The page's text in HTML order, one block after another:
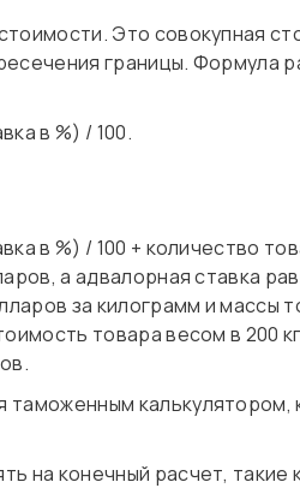
Это совокупная
границы. Формула
в %) / 100.
в %) / 100 + количество
а адвалорная ставка
за килограмм и массы
товара весом в 200
на конечный расчет, такие